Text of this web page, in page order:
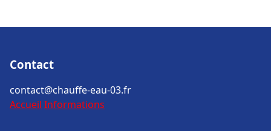
Contact
contact@chauffe-eau-03.fr
Accueil Informations